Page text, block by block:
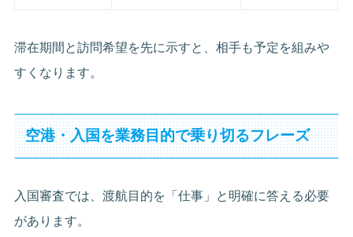
滞在期間と訪問希望を先に示すと、相手も予定を組みや
すくなります。
空港・入国を業務目的で乗り切るフレーズ
入国審査では、渡航目的を「仕事」と明確に答える必要
があります。